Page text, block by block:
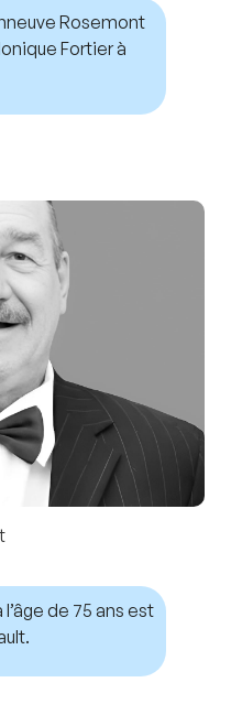
Rosemont
Fortier à
l’âge de 75 ans est